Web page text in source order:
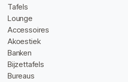
Tafels
Lounge
Accessoires
Akoestiek
Banken
Bijzettafels
Bureaus